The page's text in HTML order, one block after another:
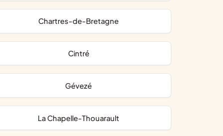
Chartres-de-Bretagne
Cintré
Gévezé
La Chapelle-Thouarault